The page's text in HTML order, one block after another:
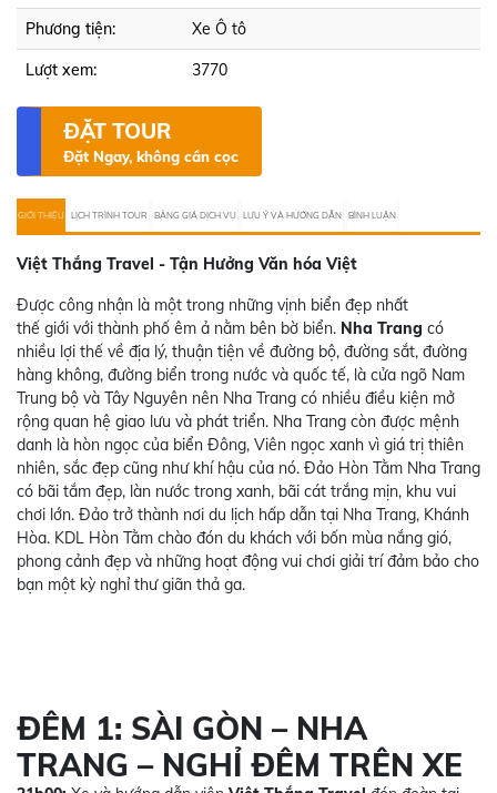
Phương tiện: Xe Ô tô
Lượt xem: 3770
ĐẶT TOUR
Đặt Ngay, không cần cọc
GIỚI THIỆU LỊCH TRÌNH TOUR BẢNG GIÁ DỊCH VỤ LƯU Ý VÀ HƯỚNG DẪN BÌNH LUẬN
Việt Thắng Travel - Tận Hưởng Văn hóa Việt
Được công nhận là một trong những vịnh biển đẹp nhất
thế giới với thành phố êm ả nằm bên bờ biển. Nha Trang có
nhiều lợi thế về địa lý, thuận tiện về đường bộ, đường sắt, đường
hàng không, đường biển trong nước và quốc tế, là cửa ngõ Nam
Trung bộ và Tây Nguyên nên Nha Trang có nhiều điều kiện mở
rộng quan hệ giao lưu và phát triển. Nha Trang còn được mệnh
danh là hòn ngọc của biển Đông, Viên ngọc xanh vì giá trị thiên
nhiên, sắc đẹp cũng như khí hậu của nó. Đảo Hòn Tằm Nha Trang
có bãi tắm đẹp, làn nước trong xanh, bãi cát trắng mịn, khu vui
chơi lớn. Đảo trở thành nơi du lịch hấp dẫn tại Nha Trang, Khánh
Hòa. KDL Hòn Tằm chào đón du khách với bốn mùa nắng gió,
phong cảnh đẹp và những hoạt động vui chơi giải trí đảm bảo cho
bạn một kỳ nghỉ thư giãn thả ga.
ĐÊM 1: SÀI GÒN – NHA
TRANG – NGHỈ ĐÊM TRÊN XE